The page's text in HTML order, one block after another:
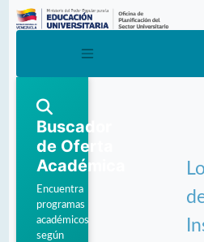
Buscador
de Oferta
Académica
Encuentra
programas
académicos
según